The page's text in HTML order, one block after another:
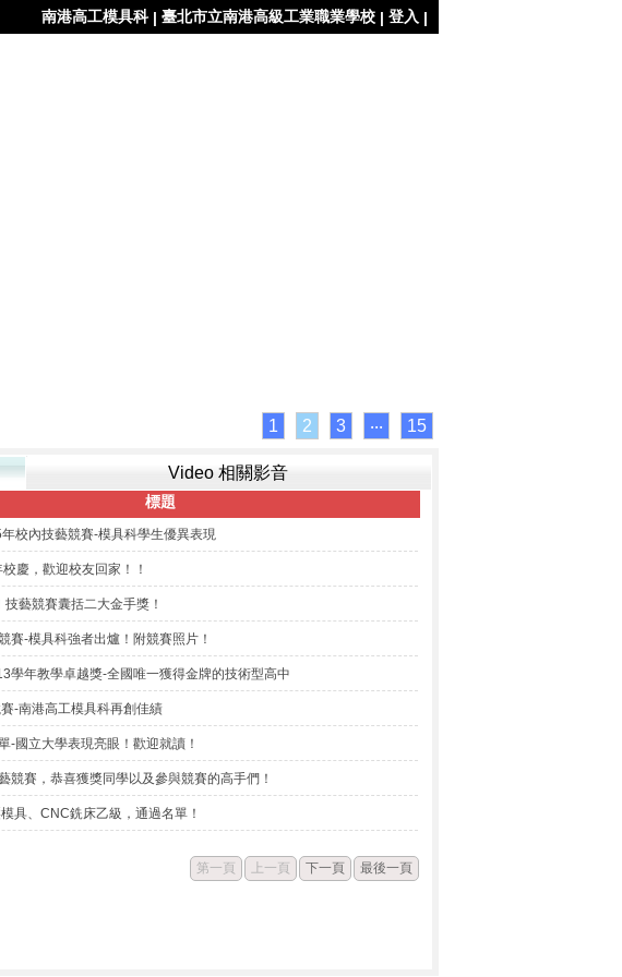
南港高工模具科| 臺北市立南港高級工業職業學校| 登入 |
1 2 3 ‧‧‧ 15
Video 相關影音
標題
校內技藝競賽-模具科學生優異表現
慶，歡迎校友回家！！
藝競賽囊括二大金手獎！
賽-模具科強者出爐！附競賽照片！
學年教學卓越獎-全國唯一獲得金牌的技術型高中
-南港高工模具科再創佳績
-國立大學表現亮眼！歡迎就讀！
競賽，恭喜獲獎同學以及參與競賽的高手們！
具、CNC銑床乙級，通過名單！
第一頁 上一頁 下一頁 最後一頁